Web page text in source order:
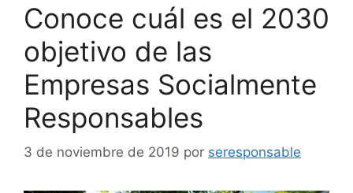
Conoce cuál es el 2030
objetivo de las
Empresas Socialmente
Responsables
3 de noviembre de 2019 por seresponsable